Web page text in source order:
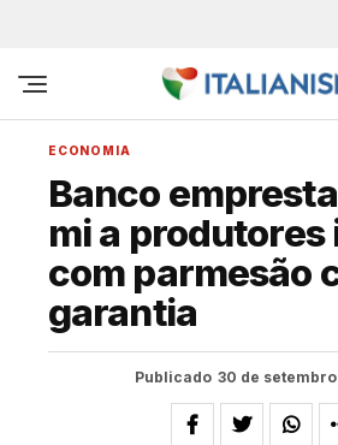
ECONOMIA
Banco
mi a produtores
com parmesão
garantia
Publicado 30 de